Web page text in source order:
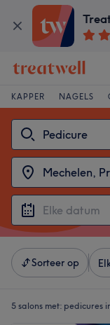
KAPPER NAGELS
Sorteer op
5 salons met: pedicures